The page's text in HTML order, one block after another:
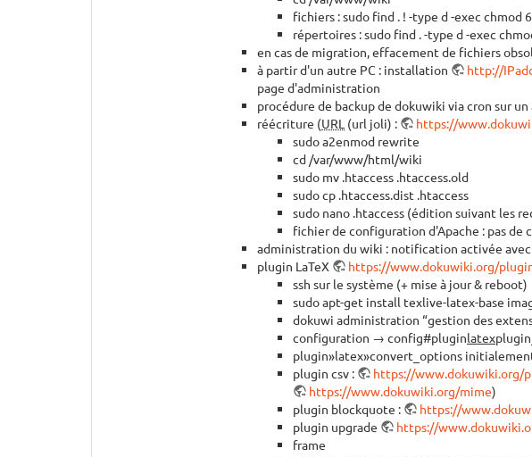
fichiers : sudo find . ! -type d -exec chmod
répertoires : sudo find . -type d -exec
en cas de migration, effacement de fichiers
à partir d'un autre PC : installation
http://
page d'administration
procédure de backup de dokuwiki via cron sur
réécriture (URL (url joli) :
https://
sudo a2enmod rewrite
cd /var/www/html/wiki
sudo mv .htaccess .htaccess.old
sudo cp .htaccess.dist .htaccess
sudo nano .htaccess (édition suivant les
fichier de configuration d'Apache : pas de
administration du wiki : notification activée
plugin LaTeX
https://www.dokuwiki.org/
ssh sur le système (+ mise à jour & reboot)
sudo apt-get install texlive-latex-base
dokuwi administration “gestion des
configuration → config#pluginlatex
plugin»latex»convert_options
plugin csv :
https://www.dokuwiki.org/
https://www.dokuwiki.org/mime)
plugin blockquote :
https://
plugin upgrade
https://
frame